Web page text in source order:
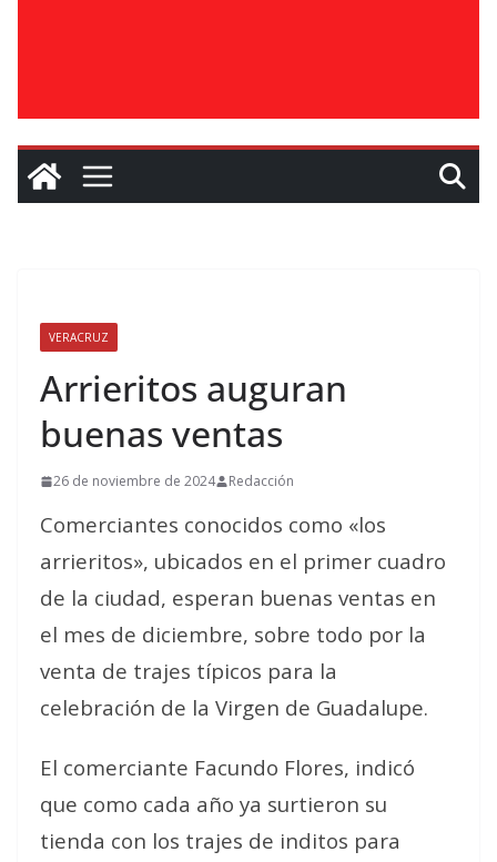
VERACRUZ
Arrieritos auguran
buenas ventas
26 de noviembre de 2024 Redacción
Comerciantes conocidos como «los
arrieritos», ubicados en el primer cuadro
de la ciudad, esperan buenas ventas en
el mes de diciembre, sobre todo por la
venta de trajes típicos para la
celebración de la Virgen de Guadalupe.
El comerciante Facundo Flores, indicó
que como cada año ya surtieron su
tienda con los trajes de inditos para